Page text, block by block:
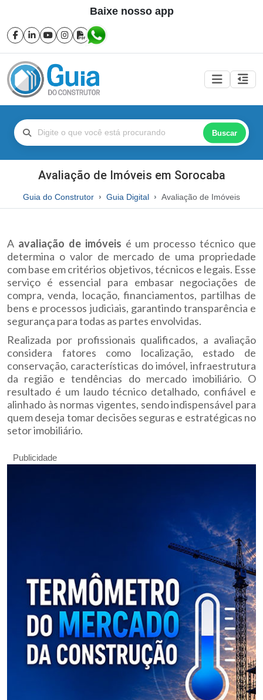
Baixe nosso app
Buscar
Avaliação de Imóveis em Sorocaba
Guia do Construtor Guia Digital Avaliação de Imóveis
A avaliação de imóveis é um processo técnico que
determina o valor de mercado de uma propriedade
com base em critérios objetivos, técnicos e legais. Esse
serviço é essencial para embasar negociações de
compra, venda, locação, financiamentos, partilhas de
bens e processos judiciais, garantindo transparência e
segurança para todas as partes envolvidas.
Realizada por profissionais qualificados, a avaliação
considera fatores como localização, estado de
conservação, características do imóvel, infraestrutura
da região e tendências do mercado imobiliário. O
resultado é um laudo técnico detalhado, confiável e
alinhado às normas vigentes, sendo indispensável para
quem deseja tomar decisões seguras e estratégicas no
setor imobiliário.
Publicidade